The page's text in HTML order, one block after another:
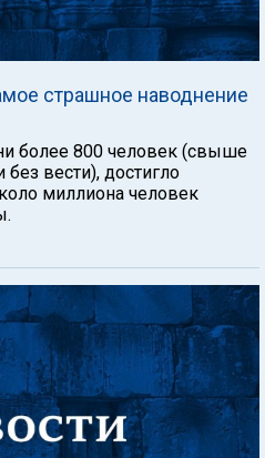
страшное наводнение
более 800 человек (свыше
вести), достигло
миллиона человек